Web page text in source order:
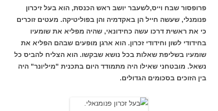
פרופסור שבח וייס,לשעבר יושב ראש הכנסת, הוא בעל זיכרון
פנומנלי, שעשה חייל הן באקדמיה והן בפוליטיקה. מעטים זוכרים
כי את ראשית דרכו עשה כחידונאי, שהיה מפליא את שומעיו
בחידודי לשון וחידודי זכרון. הוא ארגן מופעים שבהם הפליא את
שומעיו בשליפת שאלות בכל נושא שבקשו. הוא הצליח להביס כל
נשאל. מובטחני שאילו היה מתמודד היום בתכנית "מיליונר" היה
בין הזוכים בסכומים הגדולים.